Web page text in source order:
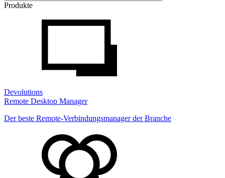
Produkte
Devolutions
Remote Desktop Manager
Der beste Remote-Verbindungsmanager der Branche